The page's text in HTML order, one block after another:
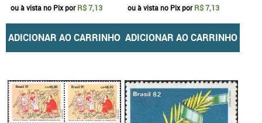
ou à vista no Pix porR$ 7,13
ADICIONAR AO CARRINHO
ou à vista no Pix porR$ 7,13
ADICIONAR AO CARRINHO